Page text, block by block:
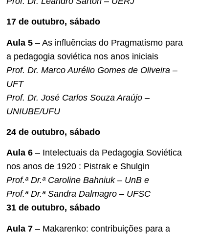
17 de outubro, sábado
Aula 5 – As influências do Pragmatismo para
a pedagogia soviética nos anos iniciais
Prof. Dr. Marco Aurélio Gomes de Oliveira –
UFT
Prof. Dr. José Carlos Souza Araújo –
UNIUBE/UFU
24 de outubro, sábado
Aula 6 – Intelectuais da Pedagogia Soviética
nos anos de 1920 : Pistrak e Shulgin
Prof.ª Dr.ª Caroline Bahniuk – UnB e
Prof.ª Dr.ª Sandra Dalmagro – UFSC
31 de outubro, sábado
Aula 7 – Makarenko: contribuições para a